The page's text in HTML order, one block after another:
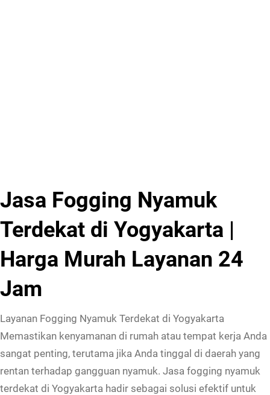
Jasa Fogging Nyamuk
Terdekat di Yogyakarta |
Harga Murah Layanan 24
Jam
Layanan Fogging Nyamuk Terdekat di Yogyakarta
Memastikan kenyamanan di rumah atau tempat kerja Anda
sangat penting, terutama jika Anda tinggal di daerah yang
rentan terhadap gangguan nyamuk. Jasa fogging nyamuk
terdekat di Yogyakarta hadir sebagai solusi efektif untuk